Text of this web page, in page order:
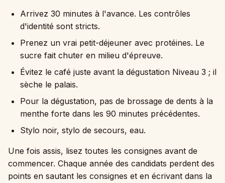
Arrivez 30 minutes à l'avance. Les contrôles
d'identité sont stricts.
Prenez un vrai petit-déjeuner avec protéines. Le
sucre fait chuter en milieu d'épreuve.
Évitez le café juste avant la dégustation Niveau 3 ; il
sèche le palais.
Pour la dégustation, pas de brossage de dents à la
menthe forte dans les 90 minutes précédentes.
Stylo noir, stylo de secours, eau.
Une fois assis, lisez toutes les consignes avant de
commencer. Chaque année des candidats perdent des
points en sautant les consignes et en écrivant dans la